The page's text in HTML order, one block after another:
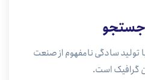
جستجو
تولید سادگی نامفهوم از صنعت
گرافیک است.